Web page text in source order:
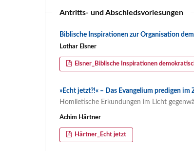
Antritts- und Abschiedsvorlesungen
Biblische Inspirationen zur Organisation
Lothar Elsner
Elsner_Biblische Inspirationen
»Echt jetzt?!« – Das Evangelium predigen
Homiletische Erkundungen im Licht
Achim Härtner
Härtner_Echt jetzt